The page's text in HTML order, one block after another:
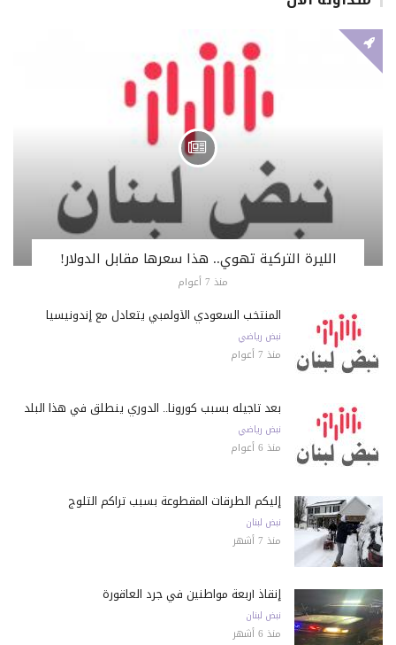
الليرة التركية تهوي.. هذا سعرها مقابل الدولار!
منذ 7 أعوام
المنتخب السعودي الأولمبي يتعادل مع إندونيسيا
نبض رياضي
منذ 7 أعوام
بعد تأجيله بسبب كورونا.. الدوري ينطلق في هذا البلد
نبض رياضي
منذ 6 أعوام
إليكم الطرقات المقطوعة بسبب تراكم الثلوج
نبض لبنان
منذ 7 أشهر
إنقاذ أربعة مواطنين في جرد العاقورة
نبض لبنان
منذ 6 أشهر